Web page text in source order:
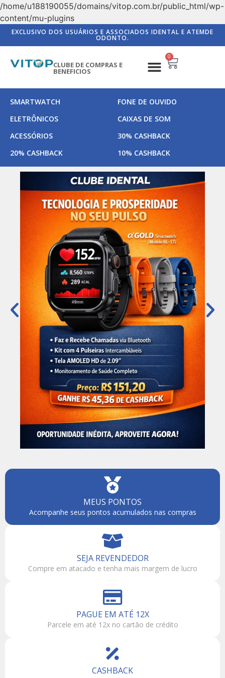
/home/u188190055/domains/vitop.com.br/public_html/wp-
content/mu-plugins
EXCLUSIVO DOS USUÁRIOS E ASSOCIADOS IDENTAL E ATEMDE
ODONTO.
CLUBE DE COMPRAS E
BENEFICIOS
0
SMARTWATCH
FONE DE OUVIDO
ELETRÔNICOS
CAIXAS DE SOM
ACESSÓRIOS
30% CASHBACK
20% CASHBACK
10% CASHBACK
MEUS PONTOS
Acompanhe seus pontos acumulados nas compras
SEJA REVENDEDOR
Compre em atacado e tenha mais margem de lucro
PAGUE EM ATÉ 12X
Parcele em até 12x no cartão de crédito
CASHBACK